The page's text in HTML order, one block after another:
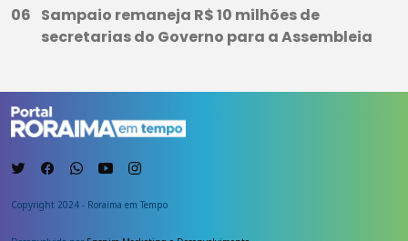
Sampaio remaneja R$ 10 milhões de
secretarias do Governo para a Assembleia
Copyright 2024 - Roraima em Tempo